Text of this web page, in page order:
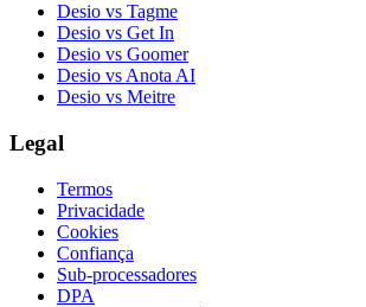
Desio vs Tagme
Desio vs Get In
Desio vs Goomer
Desio vs Anota AI
Desio vs Meitre
Legal
Termos
Privacidade
Cookies
Confiança
Sub-processadores
DPA